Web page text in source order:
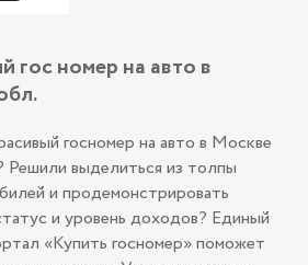
гос номер на авто в
госномер на авто в Москве
Решили выделиться из толпы
и продемонстрировать
и уровень доходов? Единый
«Купить госномер» поможет